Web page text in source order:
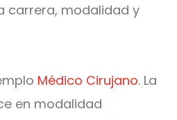
carrera, modalidad y
Médico Cirujano. La
en modalidad